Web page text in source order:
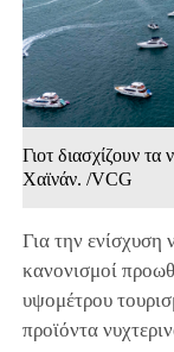
Γιοτ διασχίζουν τα
Χαϊνάν. /VCG
Για την ενίσχυση
κανονισμοί
υψομέτρου
προϊόντα